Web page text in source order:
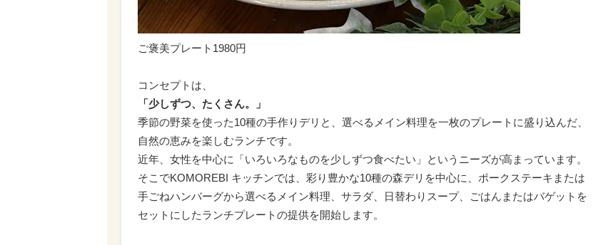
ご褒美プレート1980円
コンセプトは、
「少しずつ、たくさん。」
季節の野菜を使った10種の手作りデリと、選べるメイン料理を一枚のプレートに盛り込んだ、
自然の恵みを楽しむランチです。
近年、女性を中心に「いろいろなものを少しずつ食べたい」というニーズが高まっています。
そこでKOMOREBI キッチンでは、彩り豊かな10種の森デリを中心に、ポークステーキまたは
手ごねハンバーグから選べるメイン料理、サラダ、日替わりスープ、ごはんまたはバゲットを
セットにしたランチプレートの提供を開始します。